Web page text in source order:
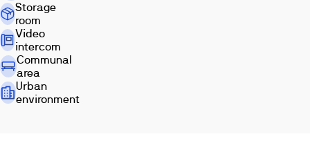
Storage
room
Video
intercom
Communal
area
Urban
environment